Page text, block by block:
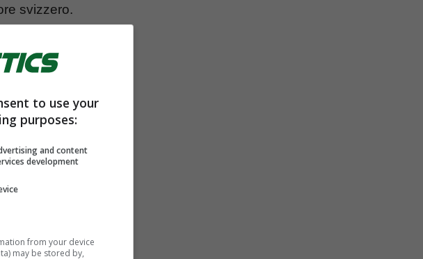
svizzero.
dalla
to use your
purposes:
and content
development
from your device
may be stored by,